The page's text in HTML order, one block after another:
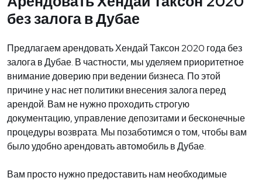
без залога в Дубае
Предлагаем арендовать Хендай Таксон 2020 года без
залога в Дубае. В частности, мы уделяем приоритетное
внимание доверию при ведении бизнеса. По этой
причине у нас нет политики внесения залога перед
арендой. Вам не нужно проходить строгую
документацию, управление депозитами и бесконечные
процедуры возврата. Мы позаботимся о том, чтобы вам
было удобно арендовать автомобиль в Дубае.
Вам просто нужно предоставить нам необходимые